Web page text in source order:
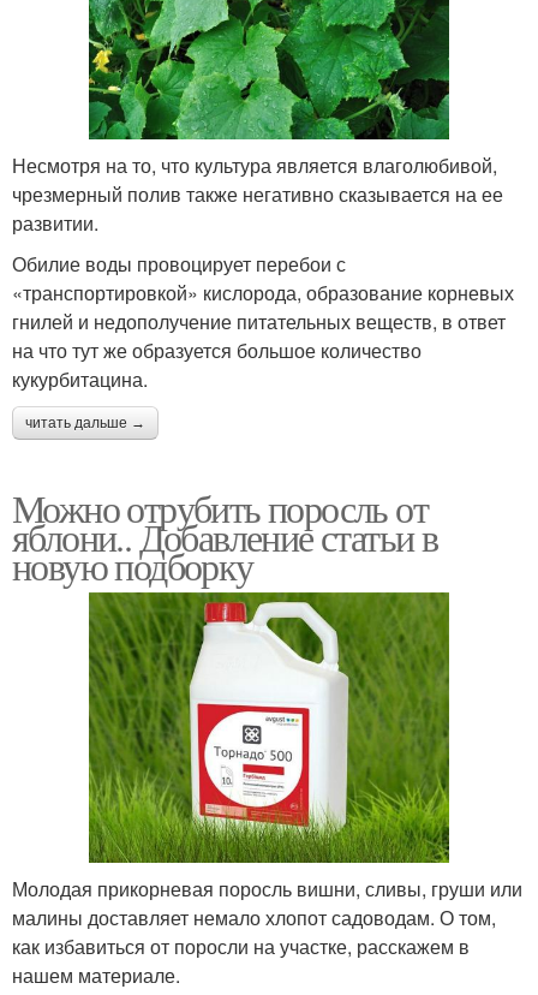
Несмотря на то, что культура является влаголюбивой,
чрезмерный полив также негативно сказывается на ее
развитии.
Обилие воды провоцирует перебои с
«транспортировкой» кислорода, образование корневых
гнилей и недополучение питательных веществ, в ответ
на что тут же образуется большое количество
кукурбитацина.
читать дальше →
Можно отрубить поросль от
яблони.. Добавление статьи в
новую подборку
Молодая прикорневая поросль вишни, сливы, груши или
малины доставляет немало хлопот садоводам. О том,
как избавиться от поросли на участке, расскажем в
нашем материале.